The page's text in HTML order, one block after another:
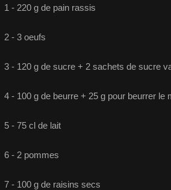
1 - 220 g de pain rassis
2 - 3 oeufs
3 - 120 g de sucre + 2 sachets de sucre
4 - 100 g de beurre + 25 g pour beurrer le
5 - 75 cl de lait
6 - 2 pommes
7 - 100 g de raisins secs